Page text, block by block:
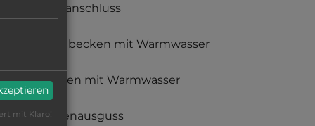
Stromanschluss
Waschbecken mit Warmwasser
Duschen mit Warmwasser
Fäkalienausguss
mit Klaro!